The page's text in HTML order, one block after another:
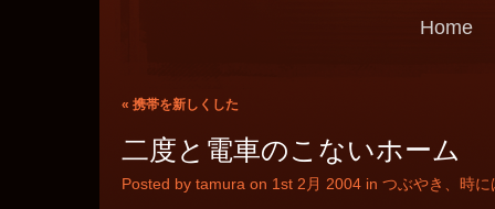
Home
« 携帯を新しくした
二度と電車のこないホーム
Posted by tamura on 1st 2月 2004 in つぶやき、時に